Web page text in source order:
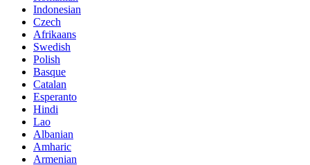
Swedish
Polish
Basque
Catalan
Esperanto
Hindi
Lao
Albanian
Amharic
Armenian
Azerbaijani
Belarusian
Bengali